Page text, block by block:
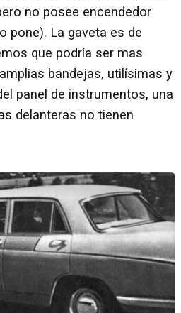
no posee encendedor
pone). La gaveta es de
que podría ser mas
bandejas, utilísimas y
panel de instrumentos, una
delanteras no tienen